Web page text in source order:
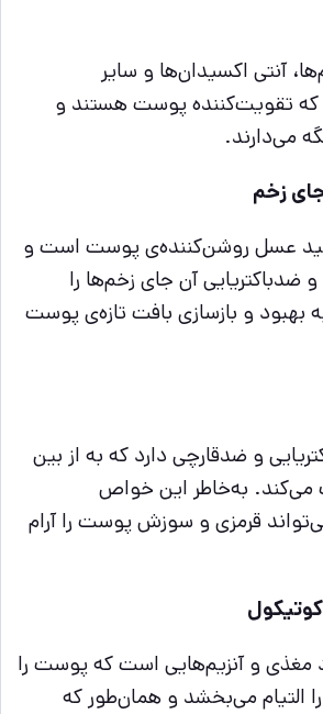
آنتی اکسیدان‌ها و سایر
تقویت‌کننده پوست هستند و
می‌دارند.
عسل روشن‌کننده‌ی پوست است و
و ضدباکتریایی آن جای زخم‌ها را
بهبود و بازسازی بافت تازه‌ی پوست
و ضدقارچی دارد که به از بین
می‌کند. به‌خاطر این خواص
قرمزی و سوزش پوست را آرام
مغذی و آنزیم‌هایی است که پوست را
التیام می‌بخشد و همان‌طور که